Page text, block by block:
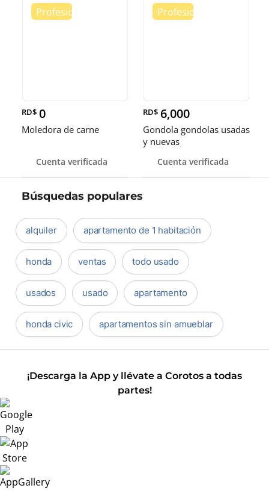
RD$ 0
Moledora de carne
Cuenta verificada
RD$ 6,000
Gondola gondolas usadas
y nuevas
Cuenta verificada
Búsquedas populares
alquiler apartamento de 1 habitación
honda ventas todo usado
usados usado apartamento
honda civic apartamentos sin amueblar
¡Descarga la App y llévate a Corotos a todas
partes!